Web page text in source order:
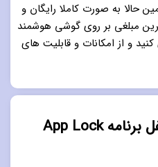
حالا به صورت کاملا رایگان و
مبلغی بر روی گوشی هوشمند
و از امکانات و قابلیت های
لینک دانلود اپلیکیشن قفل برنامه App Lock